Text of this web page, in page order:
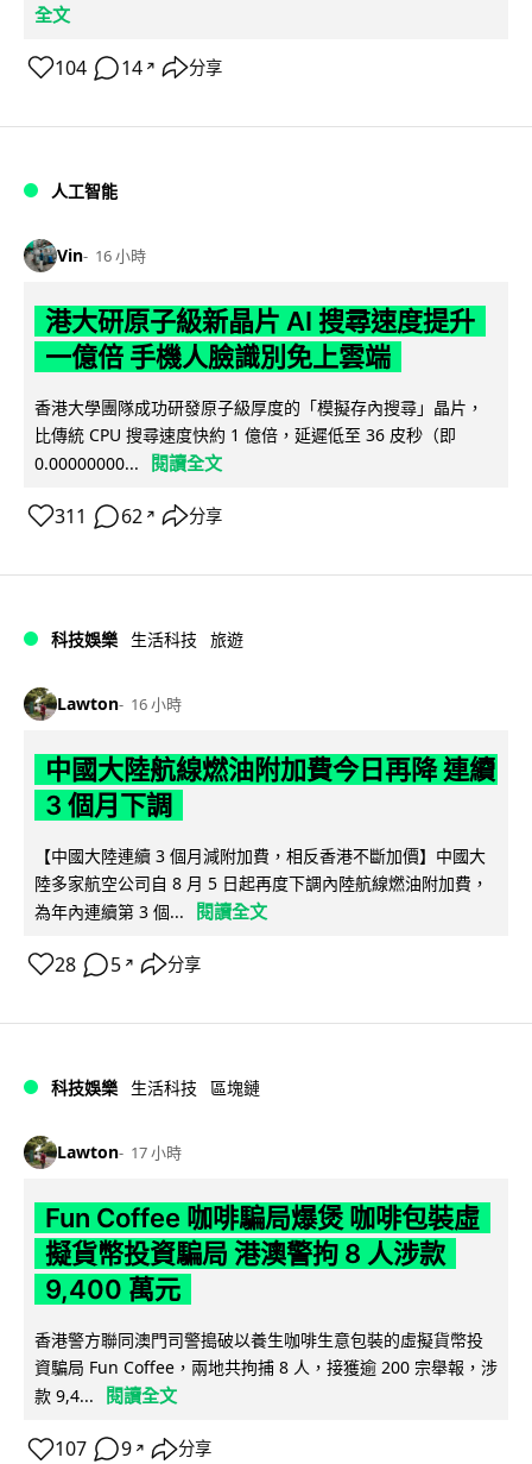
全文
104 14 ↗ 分享
人工智能
Vin 16 小時
港大研原子級新晶片 AI 搜尋速度提升
一億倍 手機人臉識別免上雲端
香港大學團隊成功研發原子級厚度的「模擬存內搜尋」晶片，
比傳統 CPU 搜尋速度快約 1 億倍，延遲低至 36 皮秒（即
0.00000000...
閱讀全文
311 62 ↗ 分享
科技娛樂 生活科技 旅遊
Lawton 16 小時
中國大陸航線燃油附加費今日再降 連續
3 個月下調
【中國大陸連續 3 個月減附加費，相反香港不斷加價】中國大
陸多家航空公司自 8 月 5 日起再度下調內陸航線燃油附加費，
為年內連續第 3 個...
閱讀全文
28 5 ↗ 分享
科技娛樂 生活科技 區塊鏈
Lawton 17 小時
Fun Coffee 咖啡騙局爆煲 咖啡包裝虛
擬貨幣投資騙局 港澳警拘 8 人涉款
9,400 萬元
香港警方聯同澳門司警搗破以養生咖啡生意包裝的虛擬貨幣投
資騙局 Fun Coffee，兩地共拘捕 8 人，接獲逾 200 宗舉報，涉
款 9,4...
閱讀全文
107 9 ↗ 分享